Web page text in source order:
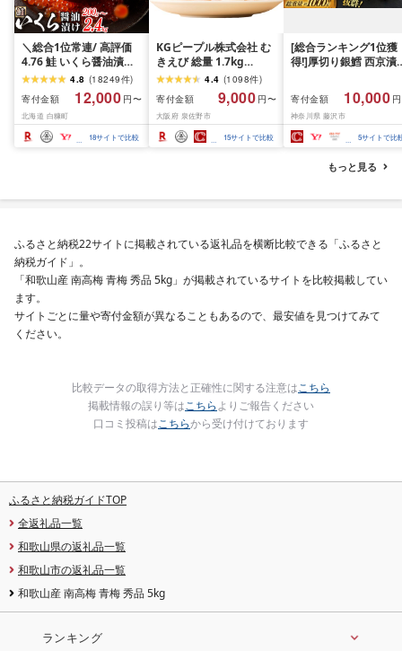
＼総合1位常連/ 高評価
4.76 鮭 いくら醤油漬け
ふるさと納税 いくら
200g / 400g / 800g /
1.6kg / 2.4kg 200g パッ
ク[選べる容量] 醤油漬け
海鮮 イクラ 小分け ふる
さと ランキング 人気 ギ
4.8 (18249件)
寄付金額
12,000 円〜
北海道 白糠町
18サイトで比較
KGピープル株式会社 む
きえび 総量 1.7kg
(850g×2P) 特大 5Lサイ
ズ バナメイエビ バラ凍
結 下処理不要 サイズ不
揃い 訳あり
4.4 (1098件)
寄付金額
9,000 円〜
大阪府 泉佐野市
15サイトで比較
[総合ランキング1位獲
得!]厚切り銀鱈 西京漬
約 1,000g (約 100g ×
切) 西京味噌 西京みそ
噌漬け みそ 味噌 鮮魚
介 銀だら 銀ダラ ギン
ラ ぎんだら 鱈 タラ 魚
西京焼き 西京漬 西京
き 冷凍 厳選 鮮魚 漬け
礼品 おかず おつまみ
南 藤沢
寄付金額 10,000
神奈川県 藤沢市
5サイトで比
もっと見る
ふるさと納税22サイトに掲載されている返礼品を横断比較できる「ふるさと
納税ガイド」。
「和歌山産 南高梅 青梅 秀品 5kg」が掲載されているサイトを比較掲載してい
ます。
サイトごとに量や寄付金額が異なることもあるので、最安値を見つけてみて
ください。
比較データの取得方法と正確性に関する注意はこちら
掲載情報の誤り等はこちらよりご報告ください
口コミ投稿はこちらから受け付けております
ふるさと納税ガイドTOP
全返礼品一覧
和歌山県の返礼品一覧
和歌山市の返礼品一覧
和歌山産 南高梅 青梅 秀品 5kg
ランキング